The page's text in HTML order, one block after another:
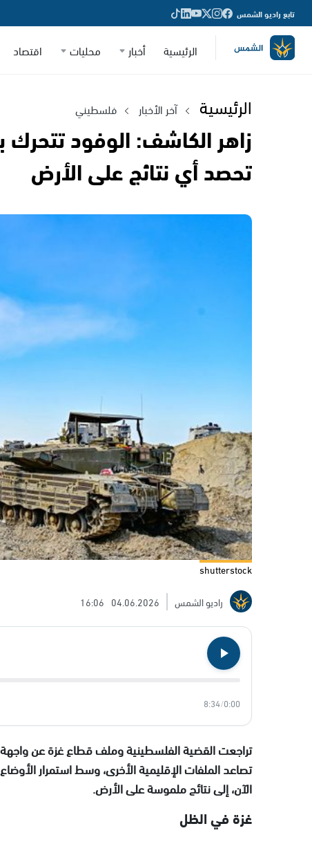
تابع راديو الشمس
الرئيسية أخبار محليات اقتصاد
الرئيسية آخر الأخبار فلسطيني
زاهر الكاشف: الوفود
تحصد أي نتائج على الأرض
shutterstock
راديو الشمس
04.06.2026
16:06
0:00
/
8:34
تراجعت القضية الفلسطينية وملف قطاع غزة عن واجهة
تصاعد الملفات الإقليمية الأخرى، وسط استمرار
الآن، إلى نتائج ملموسة على الأرض.
غزة في الظل